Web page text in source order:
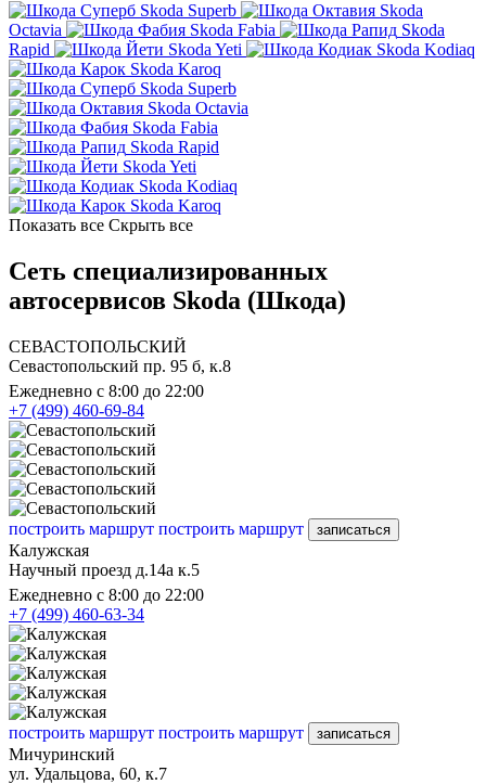
Skoda Superb
Skoda
Octavia
Skoda Fabia
Skoda
Rapid
Skoda Yeti
Skoda Kodiaq
Skoda Karoq
Skoda Superb
Skoda Octavia
Skoda Fabia
Skoda Rapid
Skoda Yeti
Skoda Kodiaq
Skoda Karoq
Показать все Скрыть все
Сеть специализированных
автосервисов Skoda (Шкода)
СЕВАСТОПОЛЬСКИЙ
Севастопольский пр. 95 б, к.8
Ежедневно с 8:00 до 22:00
+7 (499) 460-69-84
построить маршрут построить маршрут записаться
Калужская
Научный проезд д.14а к.5
Ежедневно с 8:00 до 22:00
+7 (499) 460-63-34
построить маршрут построить маршрут записаться
Мичуринский
ул. Удальцова, 60, к.7